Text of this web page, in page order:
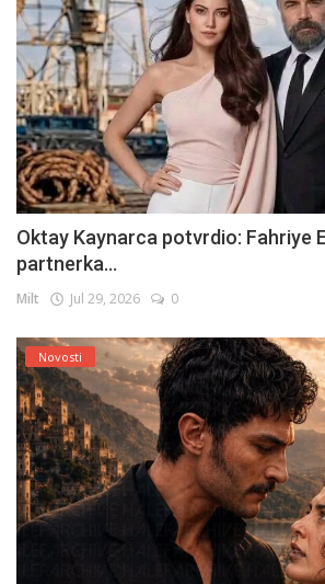
Oktay Kaynarca potvrdio: Fahriye
partnerka...
Milt Jul 29, 2026 0
Novosti